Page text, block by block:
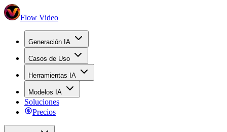
Flow Video
Generación IA
Casos de Uso
Herramientas IA
Modelos IA
Soluciones
Precios